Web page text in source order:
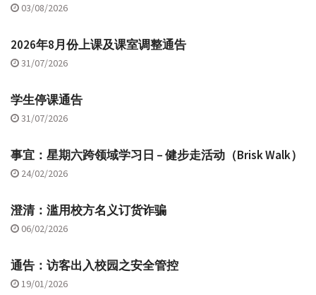
03/08/2026
2026年8月份上课及课室调整通告
31/07/2026
学生停课通告
31/07/2026
事宜：星期六跨领域学习日 – 健步走活动（Brisk Walk）
24/02/2026
澄清：滥用校方名义订货诈骗
06/02/2026
通告：访客出入校园之安全管控
19/01/2026